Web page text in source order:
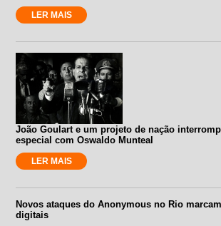
LER MAIS
João Goulart e um projeto de nação
especial com Oswaldo Munteal
LER MAIS
Novos ataques do Anonymous no Rio
digitais